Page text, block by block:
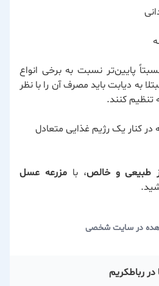
پایین‌تر نسبت به برخی انواع
به دیابت باید مصرف آن را با نظر
کنند.
کنار یک رژیم غذایی متعادل
طبیعی و خالص، بامزرعه عسل
در سایت شخصی
در رباطكریم